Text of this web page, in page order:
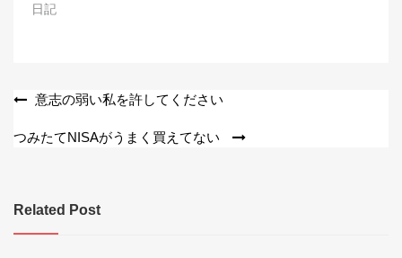
日記
投
稿
ゲ
ー
意志の弱い私を許してください
つみたてNISAがうまく買えてない
Related Post